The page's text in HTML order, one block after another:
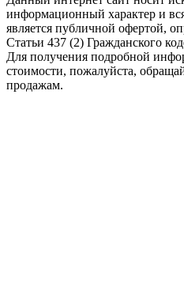
информационный характер и
является публичной офертой,
Статьи 437 (2) Гражданского
Для получения подробной
стоимости, пожалуйста,
продажам.